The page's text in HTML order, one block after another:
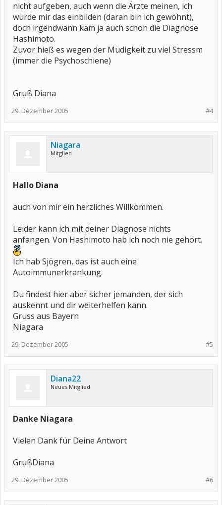
nicht aufgeben, auch wenn die Ärzte meinen, ich
würde mir das einbilden (daran bin ich gewöhnt),
doch irgendwann kam ja auch schon die Diagnose
Hashimoto.
Zuvor hieß es wegen der Müdigkeit zu viel Stressm
(immer die Psychoschiene)
Gruß Diana
#4
29. Dezember 2005
Niagara
Mitglied
Hallo Diana
auch von mir ein herzliches Willkommen.
Leider kann ich mit deiner Diagnose nichts
anfangen. Von Hashimoto hab ich noch nie gehört.
Ich hab Sjögren, das ist auch eine
Autoimmunerkrankung.
Du findest hier aber sicher jemanden, der sich
auskennt und dir weiterhelfen kann.
Gruss aus Bayern
Niagara
#5
29. Dezember 2005
Diana22
Neues Mitglied
Danke Niagara
Vielen Dank für Deine Antwort
GrußDiana
#6
29. Dezember 2005